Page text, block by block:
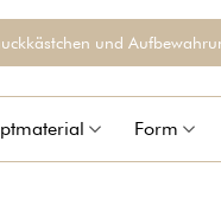
und
Form